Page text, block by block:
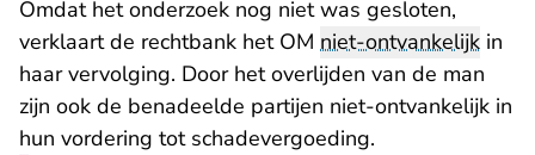
Omdat het onderzoek nog niet was gesloten,
verklaart de rechtbank het OM niet-ontvankelijk in
haar vervolging. Door het overlijden van de man
zijn ook de benadeelde partijen niet-ontvankelijk in
hun vordering tot schadevergoeding.